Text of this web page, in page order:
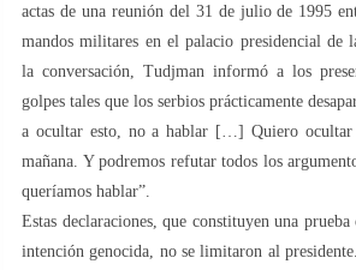
actas de una reunión del 31 de julio de 1995
mandos militares en el palacio presidencial de
la conversación, Tudjman informó a los
golpes tales que los serbios prácticamente
a ocultar esto, no a hablar […] Quiero ocultar
mañana. Y podremos refutar todos los
queríamos hablar”.
Estas declaraciones, que constituyen una
intención genocida, no se limitaron al